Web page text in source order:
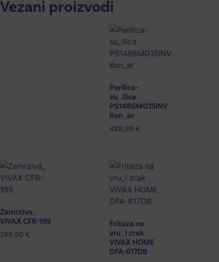
Vezani proizvodi
Perilica-
su_ilica
PS1486MG15INV
Kon_ar
499,99 €
Zamrziva_
VIVAX CFR-199
269,00 €
Friteza na
vru_i zrak
VIVAX HOME
DFA-617DB